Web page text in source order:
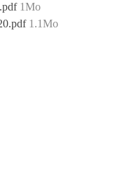
1Mo
1.1Mo